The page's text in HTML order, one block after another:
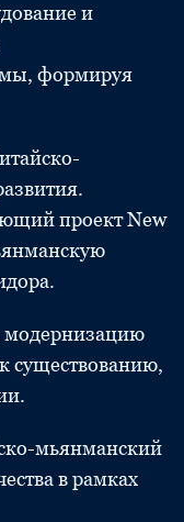
и
формируя
проект New
модернизацию
существованию,
мьянманский
в рамках